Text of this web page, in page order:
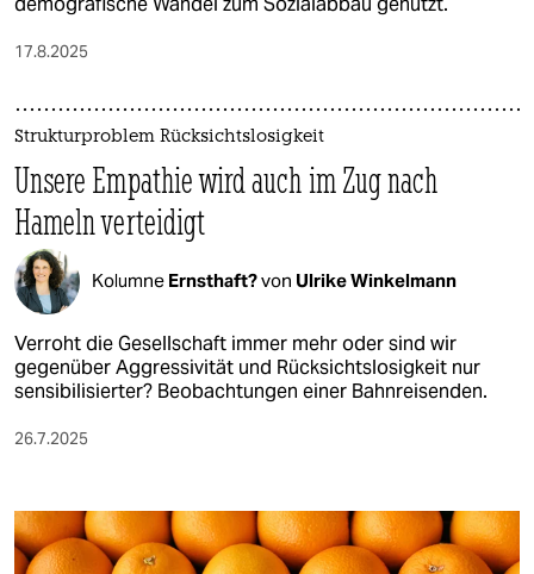
17.8.2025
Strukturproblem Rücksichtslosigkeit
Unsere Empathie wird auch im Zug nach
Hameln verteidigt
Kolumne Ernsthaft?von Ulrike Winkelmann
Verroht die Gesellschaft immer mehr oder sind wir
gegenüber Aggressivität und Rücksichtslosigkeit nur
sensibilisierter? Beobachtungen einer Bahnreisenden.
26.7.2025